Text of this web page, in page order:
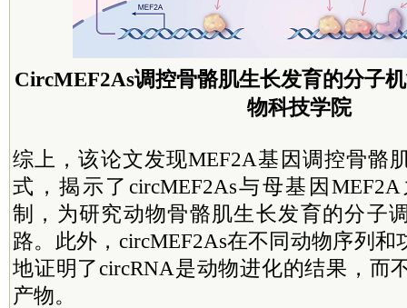
CircMEF2As调控骨骼肌生长发育的分子
物科技学院
综上，该论文发现MEF2A基因调控骨骼
式，揭示了circMEF2As与母基因
制，为研究动物骨骼肌生长发育的分子
路。此外，circMEF2As在不同动物序列和
地证明了circRNA是动物进化的结果，而
产物。